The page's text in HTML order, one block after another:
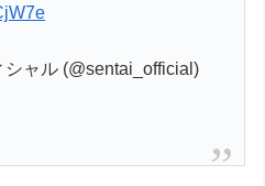
ャル (@sentai_official)